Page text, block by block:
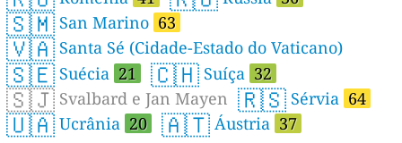
🇸🇲 San Marino 63
🇻🇦 Santa Sé (Cidade-Estado do Vaticano)
🇸🇪 Suécia 21 🇨🇭 Suíça 32
🇸🇯 Svalbard e Jan Mayen 🇷🇸 Sérvia 64
🇺🇦 Ucrânia 20 🇦🇹 Áustria 37